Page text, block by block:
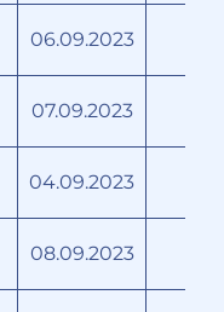
06.09.2023
07.09.2023
04.09.2023
08.09.2023